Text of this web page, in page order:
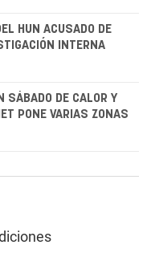
HUN ACUSADO DE
INTERNA
SÁBADO DE CALOR Y
PONE VARIAS ZONAS